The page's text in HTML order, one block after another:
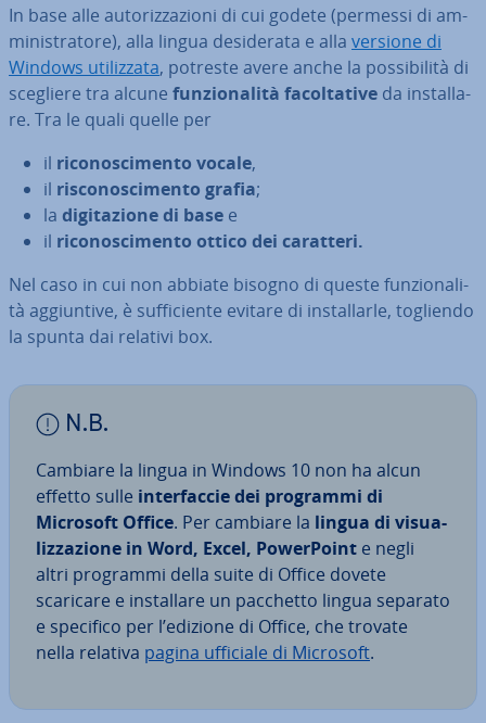
In base alle au­to­riz­za­zio­ni di cui godete (permessi di am­
mi­ni­stra­to­re), alla lingua de­si­de­ra­ta e alla versione di
Windows uti­liz­za­ta, potreste avere anche la pos­si­bi­li­tà di
scegliere tra alcune fun­zio­na­li­tà fa­col­ta­ti­ve da in­stal­la­
re. Tra le quali quelle per
il ri­co­no­sci­men­to vocale,
il ri­sco­no­sci­men­to grafia;
la di­gi­ta­zio­ne di base e
il ri­co­no­sci­men­to ottico dei caratteri.
Nel caso in cui non abbiate bisogno di queste fun­zio­na­li­
tà ag­giun­ti­ve, è suf­fi­cien­te evitare di in­stal­lar­le, togliendo
la spunta dai relativi box.
N.B.
Cambiare la lingua in Windows 10 non ha alcun
effetto sulle in­ter­fac­cie dei programmi di
Microsoft Office. Per cambiare la lingua di vi­sua­
liz­za­zio­ne in Word, Excel, Po­wer­Point e negli
altri programmi della suite di Office dovete
scaricare e in­stal­la­re un pacchetto lingua separato
e specifico per l’edizione di Office, che trovate
nella relativa pagina ufficiale di Microsoft.